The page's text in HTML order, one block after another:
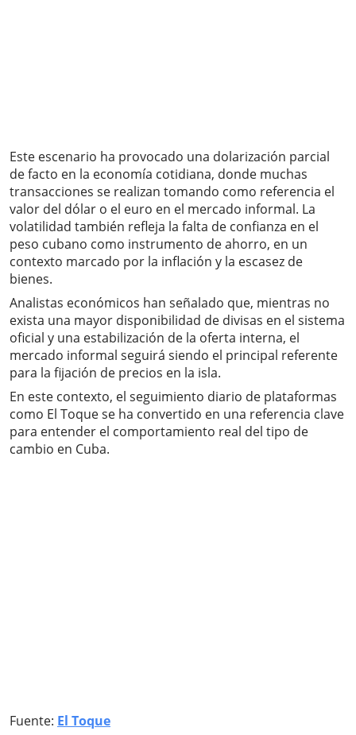
Este escenario ha provocado una dolarización parcial
de facto en la economía cotidiana, donde muchas
transacciones se realizan tomando como referencia el
valor del dólar o el euro en el mercado informal. La
volatilidad también refleja la falta de confianza en el
peso cubano como instrumento de ahorro, en un
contexto marcado por la inflación y la escasez de
bienes.
Analistas económicos han señalado que, mientras no
exista una mayor disponibilidad de divisas en el sistema
oficial y una estabilización de la oferta interna, el
mercado informal seguirá siendo el principal referente
para la fijación de precios en la isla.
En este contexto, el seguimiento diario de plataformas
como El Toque se ha convertido en una referencia clave
para entender el comportamiento real del tipo de
cambio en Cuba.
Fuente: El Toque